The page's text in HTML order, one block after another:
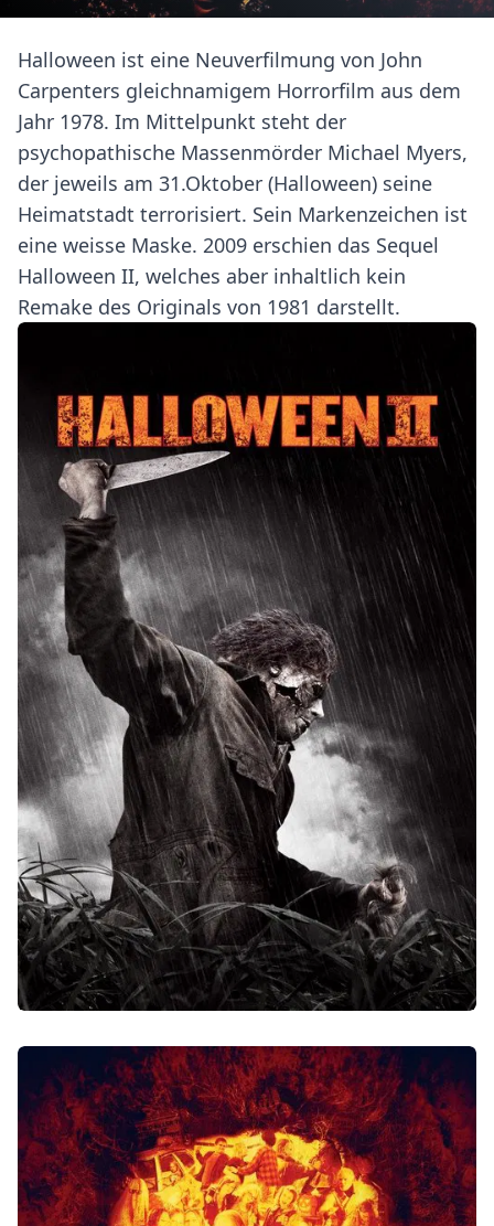
Halloween ist eine Neuverfilmung von John
Carpenters gleichnamigem Horrorfilm aus dem
Jahr 1978. Im Mittelpunkt steht der
psychopathische Massenmörder Michael Myers,
der jeweils am 31.Oktober (Halloween) seine
Heimatstadt terrorisiert. Sein Markenzeichen ist
eine weisse Maske. 2009 erschien das Sequel
Halloween II, welches aber inhaltlich kein
Remake des Originals von 1981 darstellt.